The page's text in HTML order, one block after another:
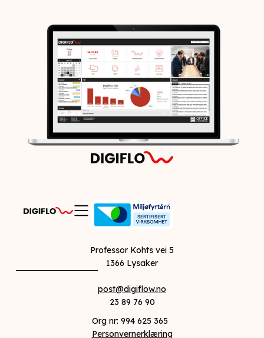
Professor Kohts vei 5
1366 Lysaker
post@digiflow.no
23 89 76 90
Org nr: 994 625 365
Personvernerklæring